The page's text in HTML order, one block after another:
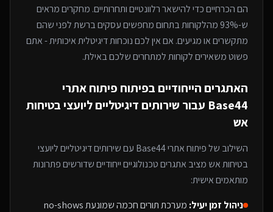
הם הכרחיים כדי להישאר רלוונטיים ותחרותיים. מחקרים מראים
ש-93% מהלקוחות בתחום מחפשים עסקים ברשת לפני שהם
מתקשרים או מגיעים. אם אין לכם נוכחות דיגיטלית איכותית - אתם
פשוט משאירים לקוחות למתחריםשלכם באילת.
האתגרים הייחודיים בפיתוח פיתוח אתרי
Base44 עבור שירותים דיגיטליים ליועצי בטיחות
אש
השילוב שלפיתוח אתרי Base44 עםשירותים דיגיטליים ליועצי
בטיחות אש מציב אתגרים טכנולוגיים ייחודיים שדורשים פתרונות
מותאמים אישית:
ניהול זמן יעיל:
מערכת תורים חכמה שמונעת no-shows